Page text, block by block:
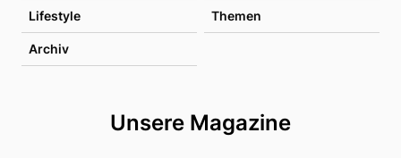
Lifestyle Themen
Archiv
Unsere Magazine